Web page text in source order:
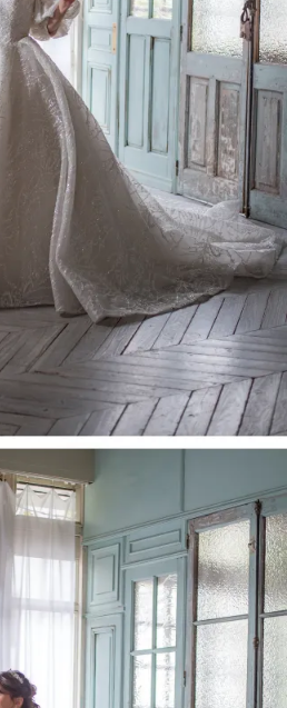
RANKING
SHOP
MY LIST
CONTACT
REQUEST
RESERVATION